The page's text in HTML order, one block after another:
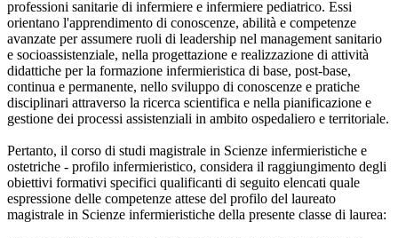
professioni sanitarie di infermiere e infermiere pediatrico. Essi
orientano l'apprendimento di conoscenze, abilità e competenze
avanzate per assumere ruoli di leadership nel management sanitario
e socioassistenziale, nella progettazione e realizzazione di attività
didattiche per la formazione infermieristica di base, post-base,
continua e permanente, nello sviluppo di conoscenze e pratiche
disciplinari attraverso la ricerca scientifica e nella pianificazione e
gestione dei processi assistenziali in ambito ospedaliero e territoriale.
Pertanto, il corso di studi magistrale in Scienze infermieristiche e
ostetriche - profilo infermieristico, considera il raggiungimento degli
obiettivi formativi specifici qualificanti di seguito elencati quale
espressione delle competenze attese del profilo del laureato
magistrale in Scienze infermieristiche della presente classe di laurea: